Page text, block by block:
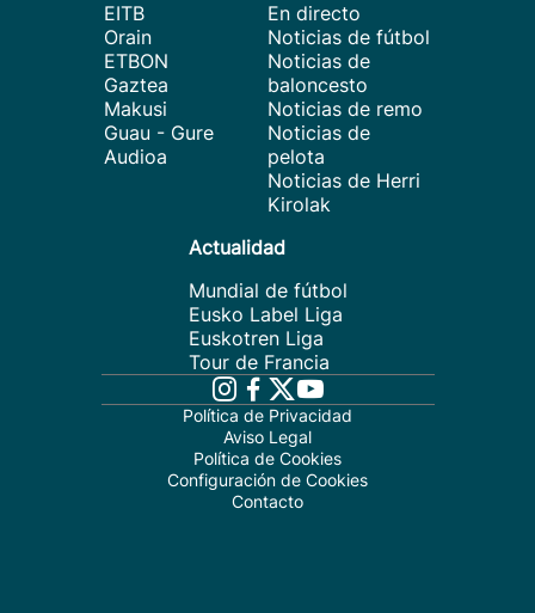
EITB
Orain
ETBON
Gaztea
Makusi
Guau - Gure
Audioa
En directo
Noticias de fútbol
Noticias de
baloncesto
Noticias de remo
Noticias de
pelota
Noticias de Herri
Kirolak
Actualidad
Mundial de fútbol
Eusko Label Liga
Euskotren Liga
Tour de Francia
Política de Privacidad
Aviso Legal
Política de Cookies
Configuración de Cookies
Contacto